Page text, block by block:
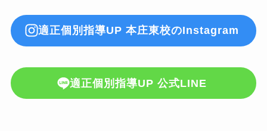
適正個別指導UP 本庄東校のInstagram
適正個別指導UP 公式LINE